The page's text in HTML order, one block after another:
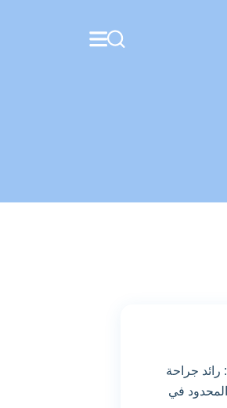
رائد جراحة
المحدود في